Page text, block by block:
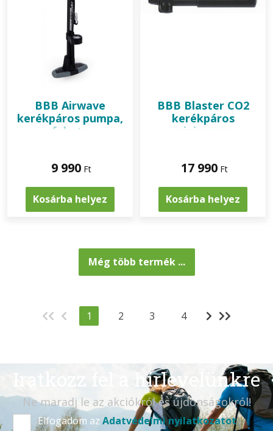
BBB Airwave
kerékpáros pumpa,
fekete
9 990 Ft
Kosárba helyez
BBB Blaster CO2
kerékpáros
minipumpa
17 990 Ft
Kosárba helyez
Még több termék ...
1 2 3 4
Iratkozz fel a hírlevelünkre
Ne maradj le az akciókról és újdonságokról!
Elfogadom az Adatvédelmi nyilatkozatot